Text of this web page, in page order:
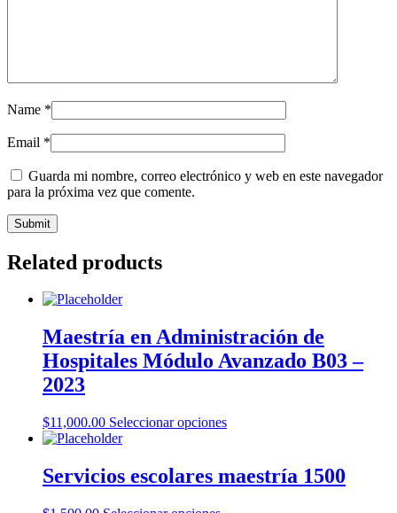
Name *
Email *
Guarda mi nombre, correo electrónico y web en este navegador
para la próxima vez que comente.
Related products
Maestría en Administración de
Hospitales Módulo Avanzado B03 –
2023
$11,000.00 Seleccionar opciones
Servicios escolares maestría 1500